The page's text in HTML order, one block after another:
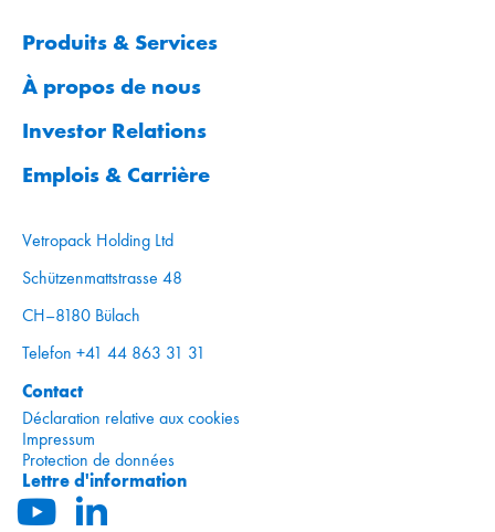
Produits & Services
À propos de nous
Investor Relations
Emplois & Carrière
Vetropack Holding Ltd
Schützenmattstrasse 48
CH–8180 Bülach
Telefon +41 44 863 31 31
Contact
Déclaration relative aux cookies
Impressum
Protection de données
Lettre d'information